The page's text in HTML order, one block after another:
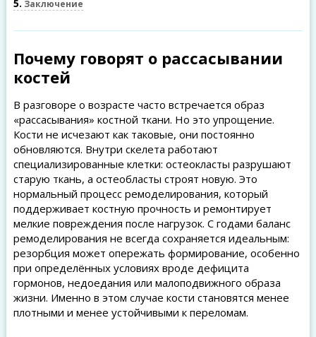
5 Заключение
Почему говорят о рассасывании
костей
В разговоре о возрасте часто встречается образ
«рассасывания» костной ткани. Но это упрощение.
Кости не исчезают как таковые, они постоянно
обновляются. Внутри скелета работают
специализированные клетки: остеокласты разрушают
старую ткань, а остеобласты строят новую. Это
нормальный процесс ремоделирования, который
поддерживает костную прочность и ремонтирует
мелкие повреждения после нагрузок. С годами баланс
ремоделирования не всегда сохраняется идеальным:
резорбция может опережать формирование, особенно
при определённых условиях вроде дефицита
гормонов, недоедания или малоподвижного образа
жизни. Именно в этом случае кости становятся менее
плотными и менее устойчивыми к переломам.